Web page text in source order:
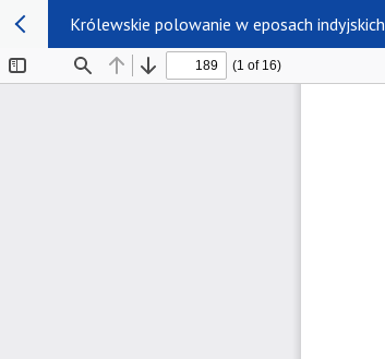
Królewskie polowanie w eposach indyjskich